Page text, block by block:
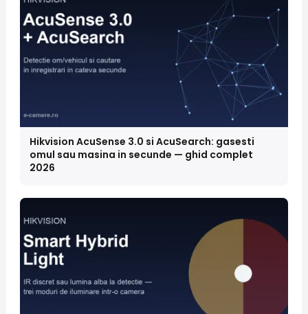
Hikvision AcuSense 3.0 si AcuSearch: gasesti
omul sau masina in secunde — ghid complet
2026